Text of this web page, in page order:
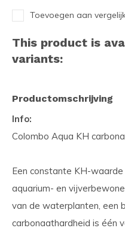
Toevoegen aan
This product is
variants:
Productomschrijving
Info:
Colombo Aqua KH
Een constante KH-
aquarium- en
van de waterplanten, een
carbonaathardheid is één